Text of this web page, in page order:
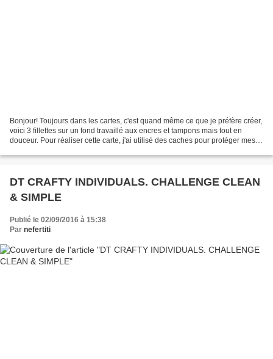
Bonjour! Toujours dans les cartes, c'est quand même ce que je préfère créer,
voici 3 fillettes sur un fond travaillé aux encres et tampons mais tout en
douceur. Pour réaliser cette carte, j'ai utilisé des caches pour protéger mes
DT CRAFTY INDIVIDUALS. CHALLENGE CLEAN
& SIMPLE
Publié le 02/09/2016 à 15:38
Par nefertiti